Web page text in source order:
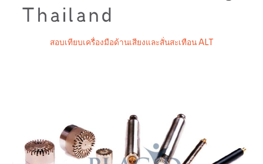
สอบเทียบเครื่องมือด้านเสียงและสั่นสะเทือน ALT